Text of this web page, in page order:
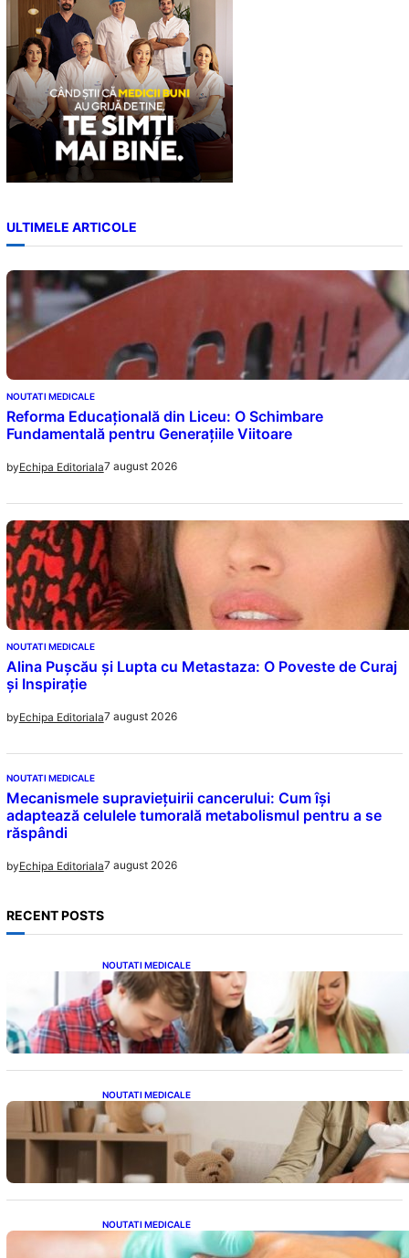
ULTIMELE ARTICOLE
NOUTATI MEDICALE
Reforma Educațională din Liceu: O Schimbare
Fundamentală pentru Generațiile Viitoare
byEchipa Editoriala7 august 2026
NOUTATI MEDICALE
Alina Pușcău și Lupta cu Metastaza: O Poveste de Curaj
și Inspirație
byEchipa Editoriala7 august 2026
NOUTATI MEDICALE
Mecanismele supraviețuirii cancerului: Cum își
adaptează celulele tumorală metabolismul pentru a se
răspândi
byEchipa Editoriala7 august 2026
RECENT POSTS
NOUTATI MEDICALE
Impactul ascuns al smartphone-urilor asupra
sănătății: Cum scrollingul zilnic ne afectează
corpul
NOUTATI MEDICALE
Compararea pompelor de sân electrice și
manuale: Alegerea ideală pentru mamele
moderne
NOUTATI MEDICALE
Ghid complet pentru operația gratuită a